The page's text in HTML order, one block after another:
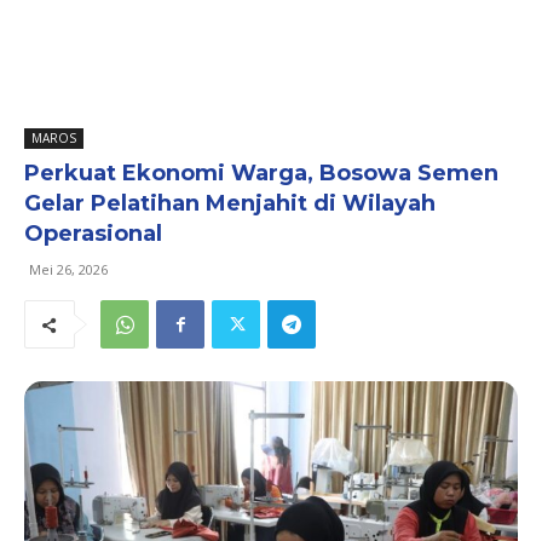
MAROS
Perkuat Ekonomi Warga, Bosowa Semen
Gelar Pelatihan Menjahit di Wilayah
Operasional
Mei 26, 2026